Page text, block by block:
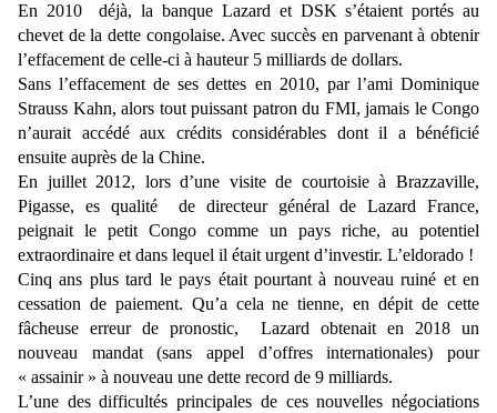
En 2010 déjà, la banque Lazard et DSK s’étaient portés au
chevet de la dette congolaise. Avec succès en parvenant à obtenir
l’effacement de celle-ci à hauteur 5 milliards de dollars.
Sans l’effacement de ses dettes en 2010, par l’ami Dominique
Strauss Kahn, alors tout puissant patron du FMI, jamais le Congo
n’aurait accédé aux crédits considérables dont il a bénéficié
ensuite auprès de la Chine.
En juillet 2012, lors d’une visite de courtoisie à Brazzaville,
Pigasse, es qualité de directeur général de Lazard France,
peignait le petit Congo comme un pays riche, au potentiel
extraordinaire et dans lequel il était urgent d’investir. L’eldorado !
Cinq ans plus tard le pays était pourtant à nouveau ruiné et en
cessation de paiement. Qu’a cela ne tienne, en dépit de cette
fâcheuse erreur de pronostic, Lazard obtenait en 2018 un
nouveau mandat (sans appel d’offres internationales) pour
« assainir » à nouveau une dette record de 9 milliards.
L’une des difficultés principales de ces nouvelles négociations